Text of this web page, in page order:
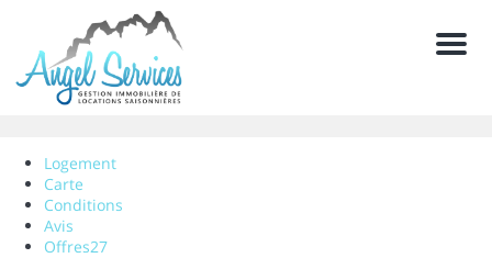
Menu
Logement
Carte
Conditions
Avis
Offres27